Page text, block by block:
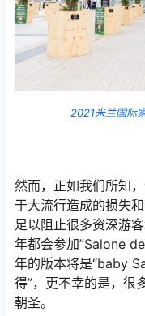
2021米兰国际
然而，正如我们所知
于大流行造成的损失
足以阻止很多资深游
年都会参加”Salone
年的版本将是“baby
得”，更不幸的是，很
朝圣。